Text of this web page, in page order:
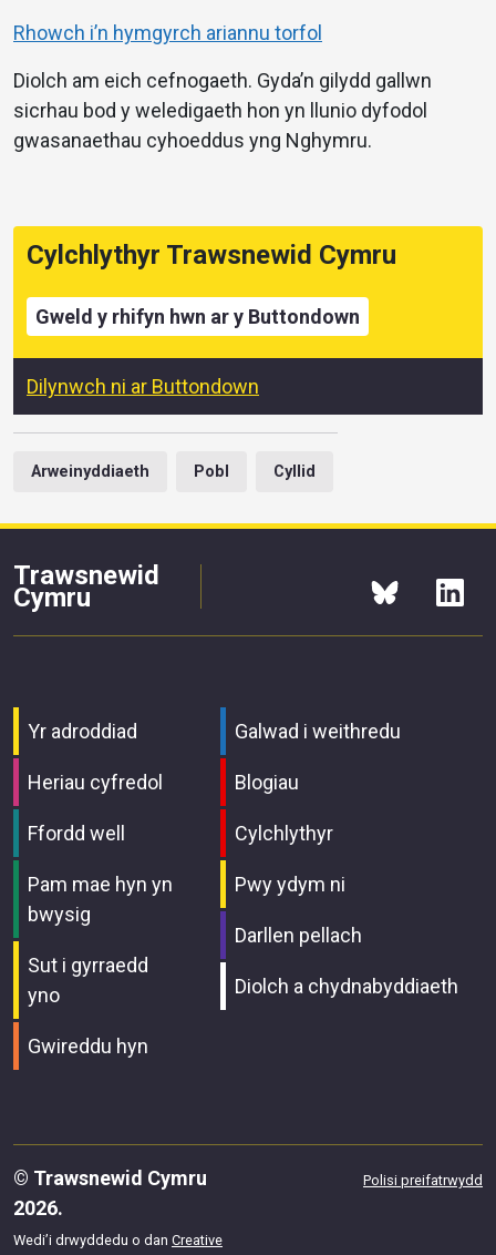
Rhowch i’n hymgyrch ariannu torfol
Diolch am eich cefnogaeth. Gyda’n gilydd gallwn
sicrhau bod y weledigaeth hon yn llunio dyfodol
gwasanaethau cyhoeddus yng Nghymru.
Cylchlythyr Trawsnewid Cymru
Gweld y rhifyn hwn ar y Buttondown
Dilynwch ni ar Buttondown
Arweinyddiaeth Pobl Cyllid
Trawsnewid
Cymru
Yr adroddiad
Heriau cyfredol
Ffordd well
Pam mae hyn yn
bwysig
Sut i gyrraedd
yno
Gwireddu hyn
Galwad i weithredu
Blogiau
Cylchlythyr
Pwy ydym ni
Darllen pellach
Diolch a chydnabyddiaeth
© Trawsnewid Cymru
2026.
Wedi’i drwyddedu o dan Creative
Polisi preifatrwydd